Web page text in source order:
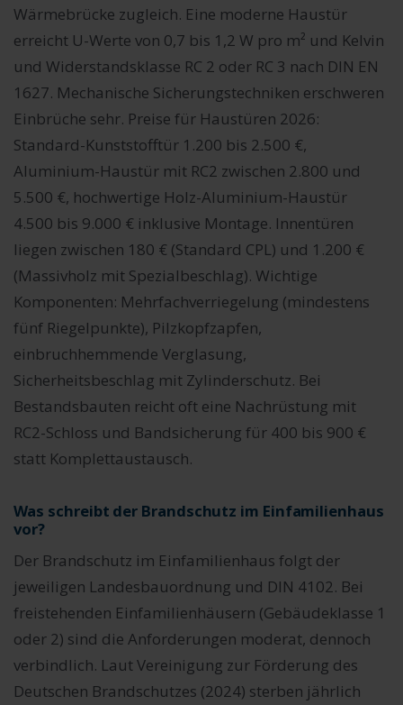
Wärmebrücke zugleich. Eine moderne Haustür
erreicht U-Werte von 0,7 bis 1,2 W pro m² und Kelvin
und Widerstandsklasse RC 2 oder RC 3 nach DIN EN
1627. Mechanische Sicherungstechniken erschweren
Einbrüche sehr. Preise für Haustüren 2026:
Standard-Kunststofftür 1.200 bis 2.500 €,
Aluminium-Haustür mit RC2 zwischen 2.800 und
5.500 €, hochwertige Holz-Aluminium-Haustür
4.500 bis 9.000 € inklusive Montage. Innentüren
liegen zwischen 180 € (Standard CPL) und 1.200 €
(Massivholz mit Spezialbeschlag). Wichtige
Komponenten: Mehrfachverriegelung (mindestens
fünf Riegelpunkte), Pilzkopfzapfen,
einbruchhemmende Verglasung,
Sicherheitsbeschlag mit Zylinderschutz. Bei
Bestandsbauten reicht oft eine Nachrüstung mit
RC2-Schloss und Bandsicherung für 400 bis 900 €
statt Komplettaustausch.
Was schreibt der Brandschutz im Einfamilienhaus
vor?
Der Brandschutz im Einfamilienhaus folgt der
jeweiligen Landesbauordnung und DIN 4102. Bei
freistehenden Einfamilienhäusern (Gebäudeklasse 1
oder 2) sind die Anforderungen moderat, dennoch
verbindlich. Laut Vereinigung zur Förderung des
Deutschen Brandschutzes (2024) sterben jährlich